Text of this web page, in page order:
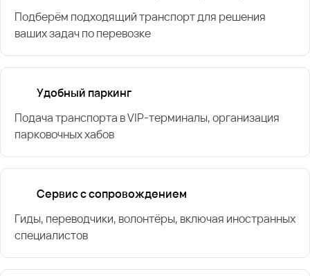
Подберём подходящий транспорт для решения
ваших задач по перевозке
Удобный паркинг
Подача транспорта в VIP-терминалы, организация
парковочных хабов
Сервис с сопровождением
Гиды, переводчики, волонтёры, включая иностранных
специалистов